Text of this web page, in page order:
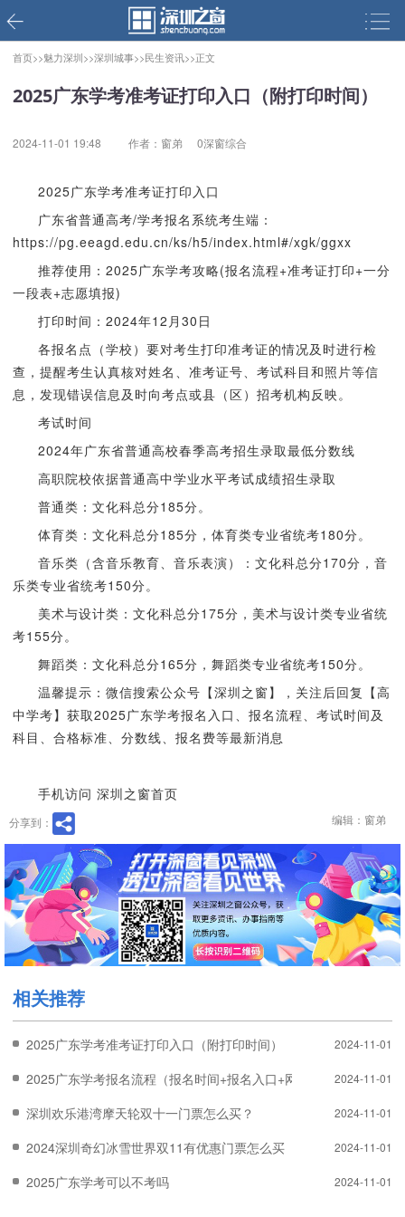
首页>>魅力深圳>>深圳城事>>民生资讯>>正文
2025广东学考准考证打印入口（附打印时间）
2024-11-01 19:48 作者：窗弟 0深窗综合
2025广东学考准考证打印入口
广东省普通高考/学考报名系统考生端：
https://pg.eeagd.edu.cn/ks/h5/index.html#/xgk/ggxx
推荐使用：2025广东学考攻略(报名流程+准考证打印+一分
一段表+志愿填报)
打印时间：2024年12月30日
各报名点（学校）要对考生打印准考证的情况及时进行检
查，提醒考生认真核对姓名、准考证号、考试科目和照片等信
息，发现错误信息及时向考点或县（区）招考机构反映。
考试时间
2024年广东省普通高校春季高考招生录取最低分数线
高职院校依据普通高中学业水平考试成绩招生录取
普通类：文化科总分185分。
体育类：文化科总分185分，体育类专业省统考180分。
音乐类（含音乐教育、音乐表演）：文化科总分170分，音
乐类专业省统考150分。
美术与设计类：文化科总分175分，美术与设计类专业省统
考155分。
舞蹈类：文化科总分165分，舞蹈类专业省统考150分。
温馨提示：微信搜索公众号【深圳之窗】，关注后回复【高
中学考】获取2025广东学考报名入口、报名流程、考试时间及
科目、合格标准、分数线、报名费等最新消息
手机访问 深圳之窗首页
分享到： 编辑：窗弟
相关推荐
2025广东学考准考证打印入口（附打印时间） 2024-11-01
2025广东学考报名流程（报名时间+报名入口+网上注册）2024-11-01
深圳欢乐港湾摩天轮双十一门票怎么买？ 2024-11-01
2024深圳奇幻冰雪世界双11有优惠门票怎么买 2024-11-01
2025广东学考可以不考吗 2024-11-01